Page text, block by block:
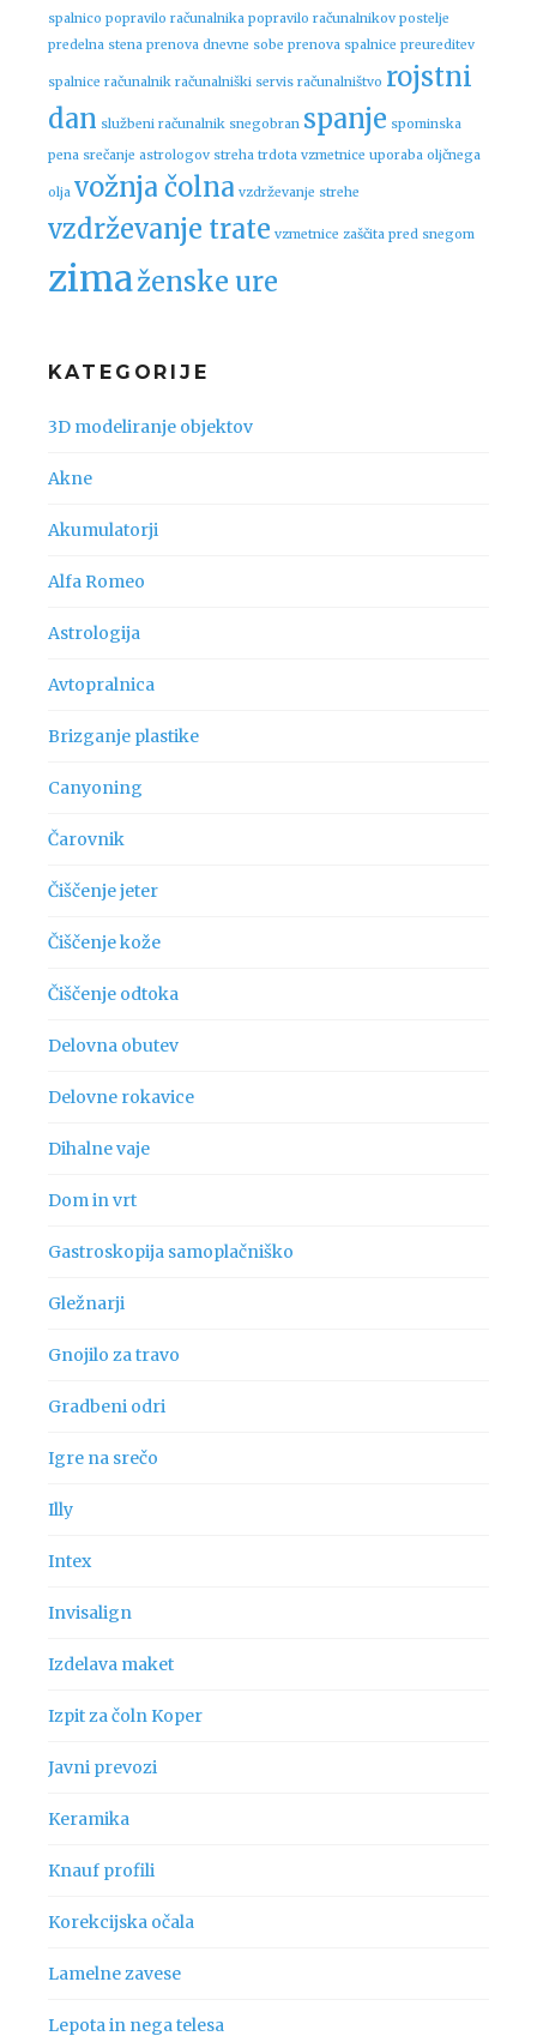
spalnico popravilo računalnika popravilo računalnikov postelje
predelna stena prenova dnevne sobe prenova spalnice preureditev
spalnice računalnik računalniški servis računalništvo rojstni
dan službeni računalnik snegobran spanje spominska
pena srečanje astrologov streha trdota vzmetnice uporaba oljčnega
olja vožnja čolna vzdrževanje strehe
vzdrževanje trate vzmetnice zaščita pred snegom
zimaženske ure
KATEGORIJE
3D modeliranje objektov
Akne
Akumulatorji
Alfa Romeo
Astrologija
Avtopralnica
Brizganje plastike
Canyoning
Čarovnik
Čiščenje jeter
Čiščenje kože
Čiščenje odtoka
Delovna obutev
Delovne rokavice
Dihalne vaje
Dom in vrt
Gastroskopija samoplačniško
Gležnarji
Gnojilo za travo
Gradbeni odri
Igre na srečo
Illy
Intex
Invisalign
Izdelava maket
Izpit za čoln Koper
Javni prevozi
Keramika
Knauf profili
Korekcijska očala
Lamelne zavese
Lepota in nega telesa